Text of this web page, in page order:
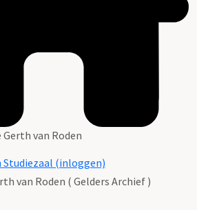
van Roden
Studiezaal (inloggen)
van Roden ( Gelders Archief )